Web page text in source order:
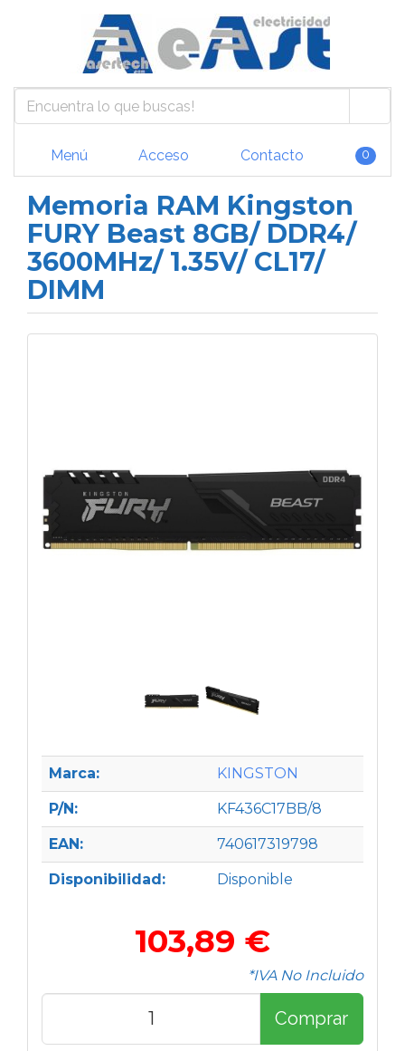
Menú Acceso Contacto 0
Memoria RAM Kingston
FURY Beast 8GB/ DDR4/
3600MHz/ 1.35V/ CL17/
DIMM
Marca: KINGSTON
P/N: KF436C17BB/8
EAN: 740617319798
Disponibilidad: Disponible
103,89 €
*IVA No Incluido
Comprar